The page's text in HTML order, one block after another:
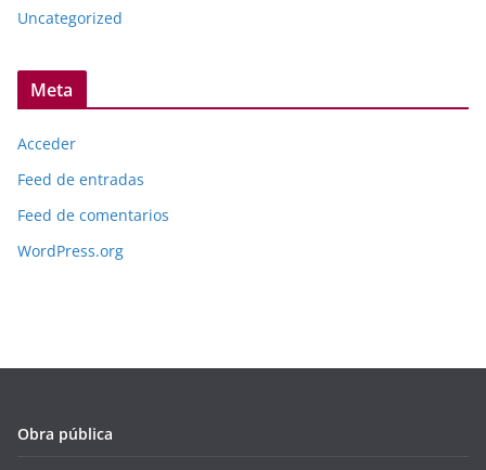
Uncategorized
Meta
Acceder
Feed de entradas
Feed de comentarios
WordPress.org
Obra pública